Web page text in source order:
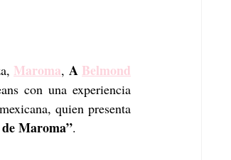
Maroma, A Belmond
con una experiencia
quien presenta
Maroma”.